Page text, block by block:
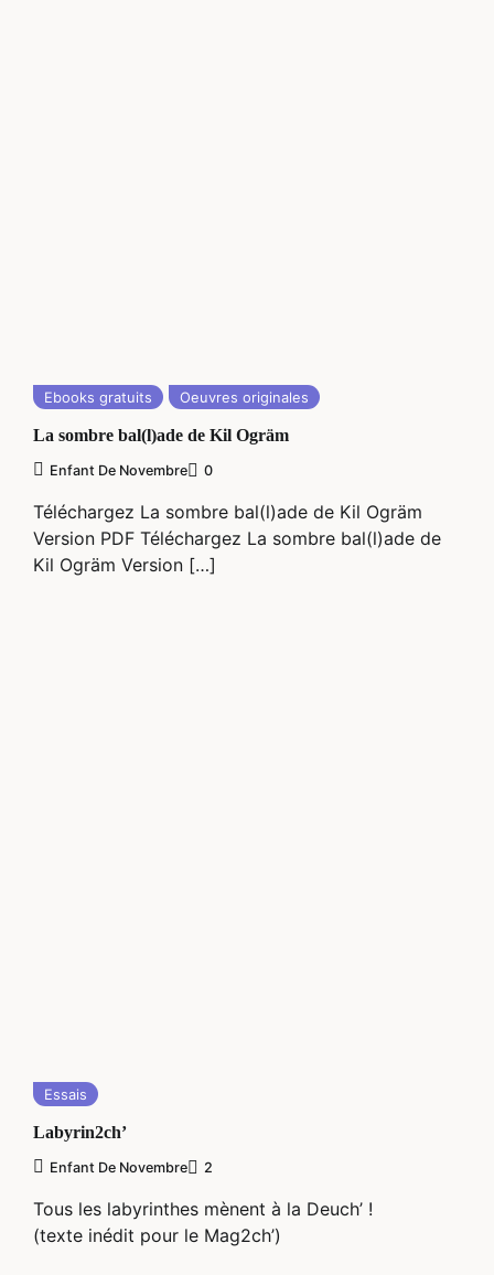
Ebooks gratuits Oeuvres originales
La sombre bal(l)ade de Kil Ogräm
Enfant De Novembre 0
Téléchargez La sombre bal(l)ade de Kil Ogräm
Version PDF Téléchargez La sombre bal(l)ade de
Kil Ogräm Version […]
Essais
Labyrin2ch’
Enfant De Novembre 2
Tous les labyrinthes mènent à la Deuch’ !
(texte inédit pour le Mag2ch’)